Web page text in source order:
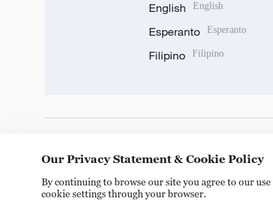
English English
Esperanto Esperanto
Filipino Filipino
Our Privacy Statement & Cookie Policy
By continuing to browse our site you agree to our
cookie settings through your browser.